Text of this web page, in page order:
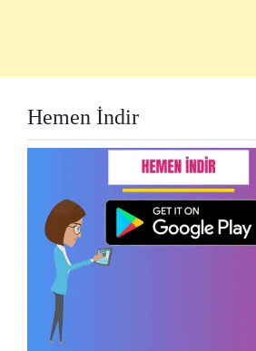
Hemen İndir